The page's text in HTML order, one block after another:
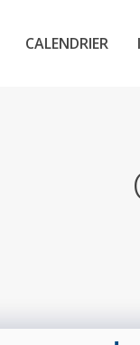
CALENDRIER